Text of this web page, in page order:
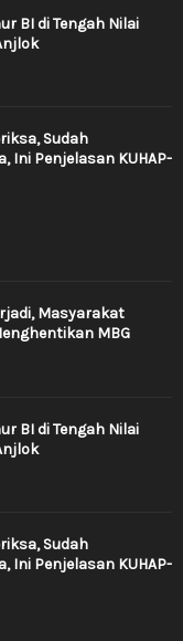
BI di Tengah Nilai
Sudah
Ini Penjelasan KUHAP-
Masyarakat
MBG
BI di Tengah Nilai
Sudah
Ini Penjelasan KUHAP-